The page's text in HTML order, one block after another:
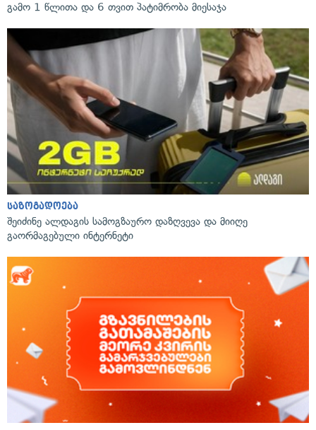
გამო 1 წლითა და 6 თვით პატიმრობა მიესაჯა
საზოგადოება
შეიძინე ალდაგის სამოგზაურო დაზღვევა და მიიღე
გაორმაგებული ინტერნეტი